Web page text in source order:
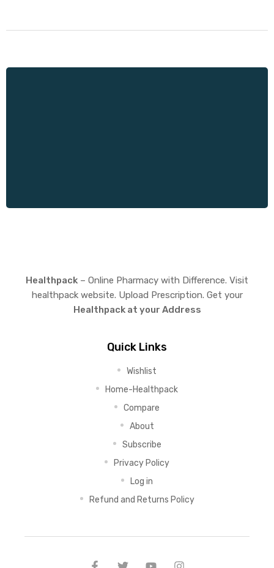
Healthpack – Online Pharmacy with Difference. Visit
healthpack website. Upload Prescription. Get your
Healthpack at your Address
Quick Links
Wishlist
Home-Healthpack
Compare
About
Subscribe
Privacy Policy
Log in
Refund and Returns Policy